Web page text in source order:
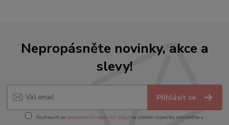
Nepropásněte novinky, akce a
slevy!
Přihlásit se
Souhlasím se zpracováním osobních údajůza účelem rozesílky newsletteru.